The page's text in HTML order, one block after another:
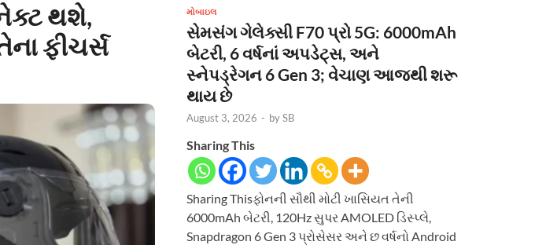
થશે,
ફીચર્સ
મોબાઇલ
સેમસંગ ગેલેક્સી F70 પ્રો 5G: 6000mAh
બેટરી, 6 વર્ષનાં અપડેટ્સ, અને
સ્નેપડ્રેગન 6 Gen 3; વેચાણ આજથી શરૂ
થાય છે
August 3, 2026 - bySB
Sharing This
Sharing Thisફોનની સૌથી મોટી ખાસિયત તેની
6000mAh બેટરી, 120Hz સુપર AMOLED ડિસ્પ્લે,
Snapdragon 6 Gen 3 પ્રોસેસર અને છ વર્ષનો Android